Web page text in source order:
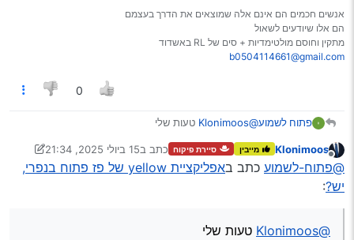
בבקשה
אנשים חכמים הם אינם אלה שמוצאים את הדרך בעצמם
הם אלו שיודעים לשאול
מתקין וחוסם מולטימדיות + סים של RL באשדוד
b0504114661@gmail.com
0
פתוח לשמוע@Klonimoos
טעות שלי
Klonimoos מייבין סיירת פיקוח כתב ב15 ביולי 2025, 21:34
נערך לאחרונה על ידי יוני
@פתוח-לשמוע כתב ב
אפליקציית yellow של פז פתוח בנפרי,
יש?:
@Klonimoos
טעות שלי